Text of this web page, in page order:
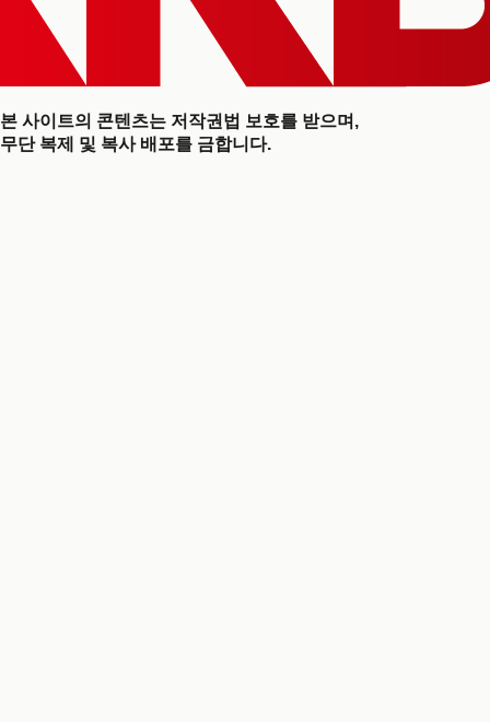
본 사이트의 콘텐츠는 저작권법 보호를 받으며,
무단 복제 및 복사 배포를 금합니다.